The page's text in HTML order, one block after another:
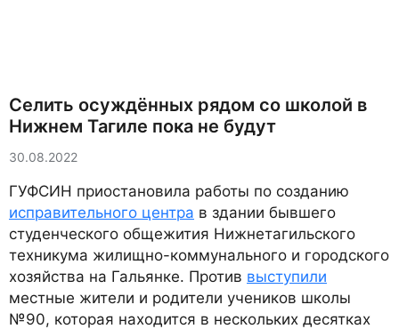
Селить осуждённых рядом со школой в
Нижнем Тагиле пока не будут
30.08.2022
ГУФСИН приостановила работы по созданию
исправительного центра в здании бывшего
студенческого общежития Нижнетагильского
техникума жилищно-коммунального и городского
хозяйства на Гальянке. Против выступили
местные жители и родители учеников школы
№90, которая находится в нескольких десятках